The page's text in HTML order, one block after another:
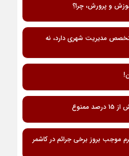
و پرورش، چرا؟
مدیریت شهری دارد، نه
ممنوع
موجب بروز برخی جرائم در کاشمر